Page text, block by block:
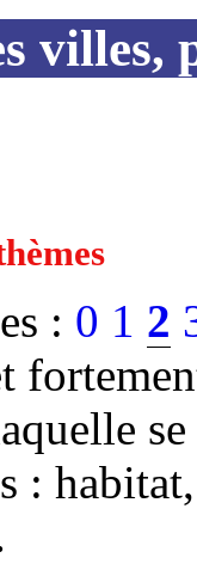
villes,
: 0 1 2
: